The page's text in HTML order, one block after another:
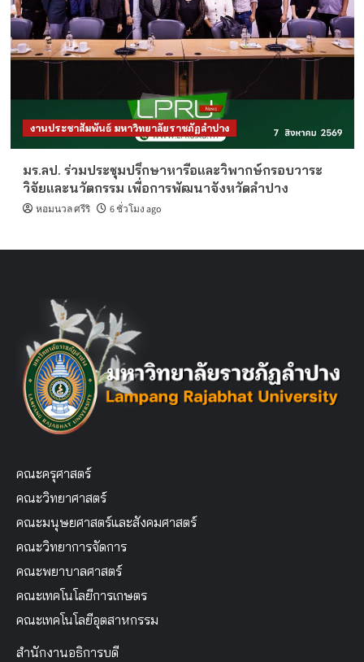
งานประชาสัมพันธ์ มหาวิทยาลัยราชภัฏลำปาง
มร.ลป. ร่วมประชุมปรึกษาหารือและวิพากษ์กรอบวาระ
วิจัยและนวัตกรรม เพื่อการพัฒนาจังหวัดลำปาง
หอมนวล ศรีริ 6 ชั่วโมง ago
คณะครุศาสตร์
คณะวิทยาศาสตร์
คณะมนุษยศาสตร์และสังคมศาสตร์
คณะวิทยาการจัดการ
คณะพยาบาลศาสตร์
คณะเทคโนโลยีการเกษตร
คณะเทคโนโลยีอุตสาหกรรม
สำนักงานอธิการบดี